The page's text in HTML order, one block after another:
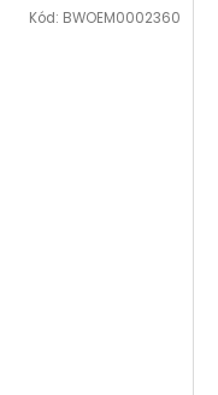
Kód: BWOEM0002360